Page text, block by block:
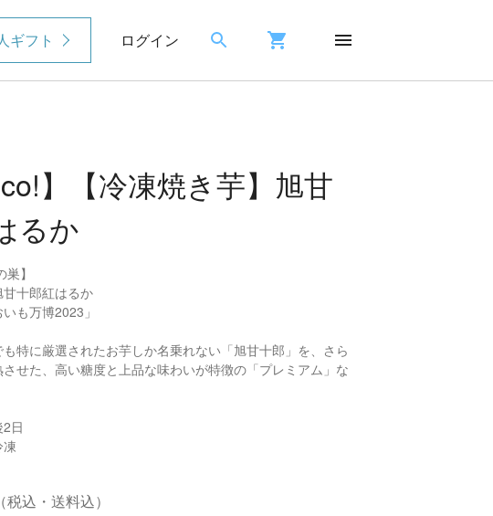
ギフト ログイン
】【冷凍焼き芋】旭甘
るか
】
甘十郎紅はるか
も万博2023」
特に厳選されたお芋しか名乗れない「旭甘十郎」を、さら
せた、高い糖度と上品な味わいが特徴の「プレミアム」な
日
（税込・送料込）